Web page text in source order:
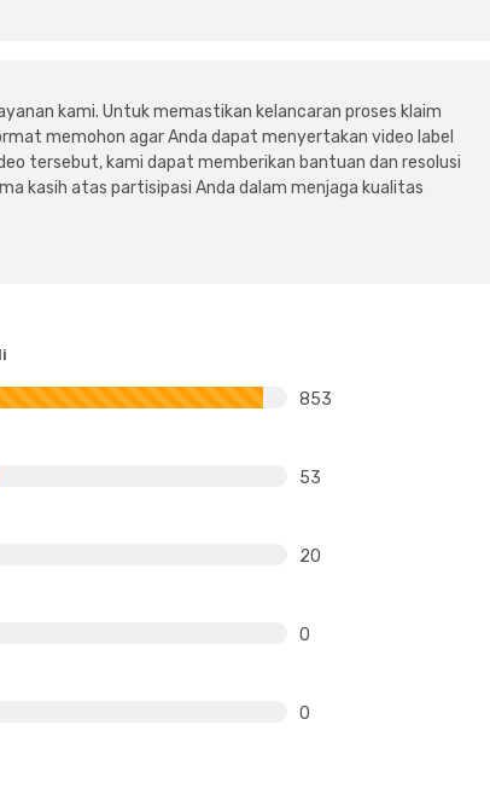
kami. Untuk memastikan kelancaran proses klaim
memohon agar Anda dapat menyertakan video label
tersebut, kami dapat memberikan bantuan dan resolusi
kasih atas partisipasi Anda dalam menjaga kualitas
853
53
20
0
0